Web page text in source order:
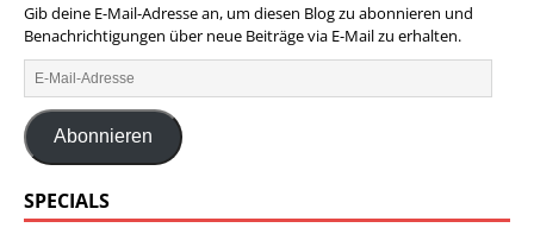
Gib deine E-Mail-Adresse an, um diesen Blog zu abonnieren und
Benachrichtigungen über neue Beiträge via E-Mail zu erhalten.
Abonnieren
SPECIALS